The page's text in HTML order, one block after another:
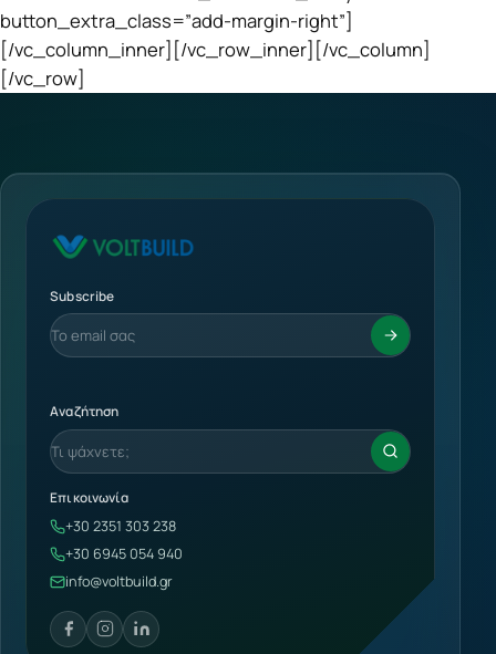
button_extra_class=”add-margin-right”]
[/vc_column_inner][/vc_row_inner][/vc_column]
[/vc_row]
Subscribe
Αναζήτηση
Επικοινωνία
+30 2351 303 238
+30 6945 054 940
info@voltbuild.gr